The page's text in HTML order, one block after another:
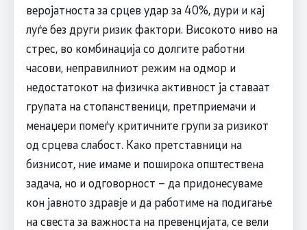
веројатноста за срцев удар за 40%, дури и кај
луѓе без други ризик фактори. Високото ниво на
стрес, во комбинација со долгите работни
часови, неправилниот режим на одмор и
недостатокот на физичка активност ја ставаат
групата на стопанственици, претприемачи и
менаџери помеѓу критичните групи за ризикот
од срцева слабост. Како претставници на
бизнисот, ние имаме и поширока општествена
задача, но и одговорност – да придонесуваме
кон јавното здравје и да работиме на подигање
на свеста за важноста на превенцијата, се вели